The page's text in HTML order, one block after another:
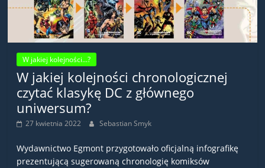
W jakiej kolejności...?
W jakiej kolejności chronologicznej
czytać klasykę DC z głównego
uniwersum?
27 kwietnia 2022 Sebastian Smyk
Wydawnictwo Egmont przygotowało oficjalną infografikę
prezentującą sugerowaną chronologię komiksów